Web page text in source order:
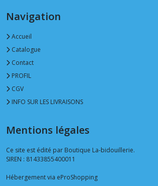
Navigation
Accueil
Catalogue
Contact
PROFIL
CGV
INFO SUR LES LIVRAISONS
Mentions légales
Ce site est édité par Boutique La-bidouillerie.
SIREN : 81433855400011
Hébergement via eProShopping